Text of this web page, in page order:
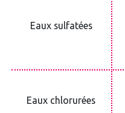
Eaux sulfatées
Eaux chlorurées